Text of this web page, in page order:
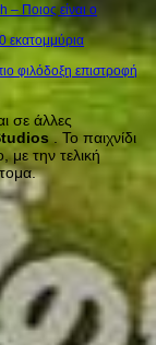
Ποιος είναι ο
εκατομμύρια
φιλόδοξη επιστροφή
σε άλλες
. Το παιχνίδι
με την τελική